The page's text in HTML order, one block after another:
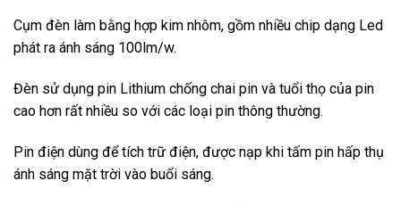
Cụm đèn làm bằng hợp kim nhôm, gồm nhiều chip dạng Led
phát ra ánh sáng 100lm/w.
Đèn sử dụng pin Lithium chống chai pin và tuổi thọ của pin
cao hơn rất nhiều so với các loại pin thông thường.
Pin điện dùng để tích trữ điện, được nạp khi tấm pin hấp thụ
ánh sáng mặt trời vào buổi sáng.